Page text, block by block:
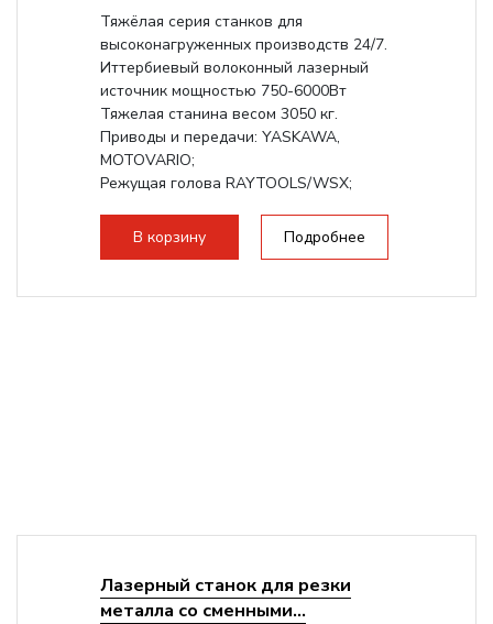
Тяжёлая серия станков для
высоконагруженных производств 24/7.
Иттербиевый волоконный лазерный
источник мощностью 750-6000Вт
Тяжелая станина весом 3050 кг.
Приводы и передачи: YASKAWA,
MOTOVARIO;
Режущая голова RAYTOOLS/WSX;
В корзину Подробнее
Лазерный станок для резки
металла со сменными...